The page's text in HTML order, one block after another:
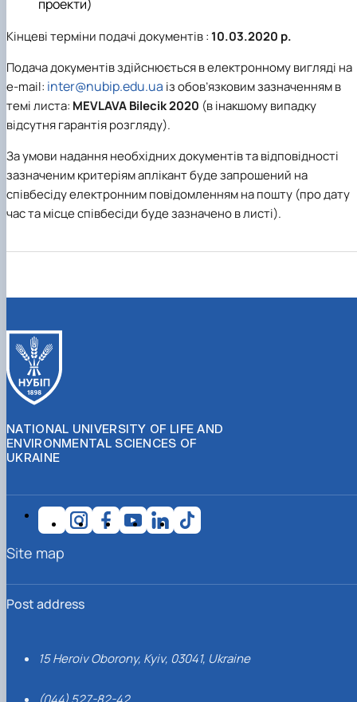
проекти)
Кінцеві терміни подачі документів : 10.03.2020 р.
Подача документів здійснюється в електронному вигляді на
e-mail: inter@nubip.edu.ua із обов’язковим зазначенням в
темі листа: MEVLAVA Bilecik 2020 (в інакшому випадку
відсутня гарантія розгляду).
За умови надання необхідних документів та відповідності
зазначеним критеріям аплікант буде запрошений на
співбесіду електронним повідомленням на пошту (про дату
час та місце співбесіди буде зазначено в листі).
NATIONAL UNIVERSITY OF LIFE AND
ENVIRONMENTAL SCIENCES OF
UKRAINE
Post address
15 Heroiv Oborony, Kyiv, 03041, Ukraine
Site map